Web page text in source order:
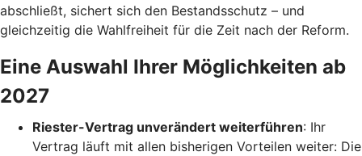
abschließt, sichert sich den Bestandsschutz – und
gleichzeitig die Wahlfreiheit für die Zeit nach der Reform.
Eine Auswahl Ihrer Möglichkeiten ab
2027
Riester-Vertrag unverändert weiterführen: Ihr
Vertrag läuft mit allen bisherigen Vorteilen weiter: Die